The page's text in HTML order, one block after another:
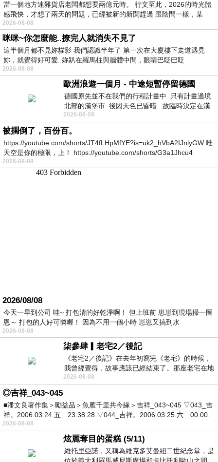
當一個地方連雜貨店老闆都想要兩億元時。 行文至此，2026的時光體
感飛快，才想了兩天的問題，已經被新的新聞趕過 跟陰間一樣，某
2026-08-08
咪咪~你怎麼能..撩完人就消失不見了
這半個月都不見妳貓影 我們認識半年了 第一次在大廈樓下走道遇見
妳，就覺得好可愛..妳趴在羅馬柱與牆體中間，眼睛巴眨巴眨
2026-08-08
歐洲浪遊一個月 - 中途短暫停留德國
德國原先並不在我們的行程計畫中 只有計畫過境
北部的漢堡市 後因天色已昏暗 故臨時決定在漢
堡市吃晚餐和過夜
2026-08-08
被擱倒了，百份百。
https://youtube.com/shorts/JT4fLHpMfYE?is=uk2_hVbA2IJnlyGW 唯
天空是你的極限，上！ https://youtube.com/shorts/G3a1Jhcu4
2026-08-08
2026/08/08
今天一早到公司 哇~ 打包清的好乾淨啊！ 但上班前 崽崽到現場掃一圈
恩～ 打包的人好可憐喔！ 因為不用一個小時 崽崽又搞到水
2026-08-08
柒參肆▎老宅2／後記
《老宅2／後記》在去年初寫完《老宅》的時候，
我曾經覺得，故事應該已經結束了。那座老宅在地
震中倒塌，七個人終於離開那片黑暗，
2026-08-08
◎吉祥_043~045
■潘文良著作集＞勵益品＞魚雁千里共今緣＞吉祥_043~045 ▽043_吉
祥。2006.03.24.五 23:38:28 ▽044_吉祥。2006.03.25.六 00:00:
2026-08-08
炫麗奪目的蛋糕 (5/11)
維托里亞諾，又稱為維克多艾曼紐二世紀念堂，是